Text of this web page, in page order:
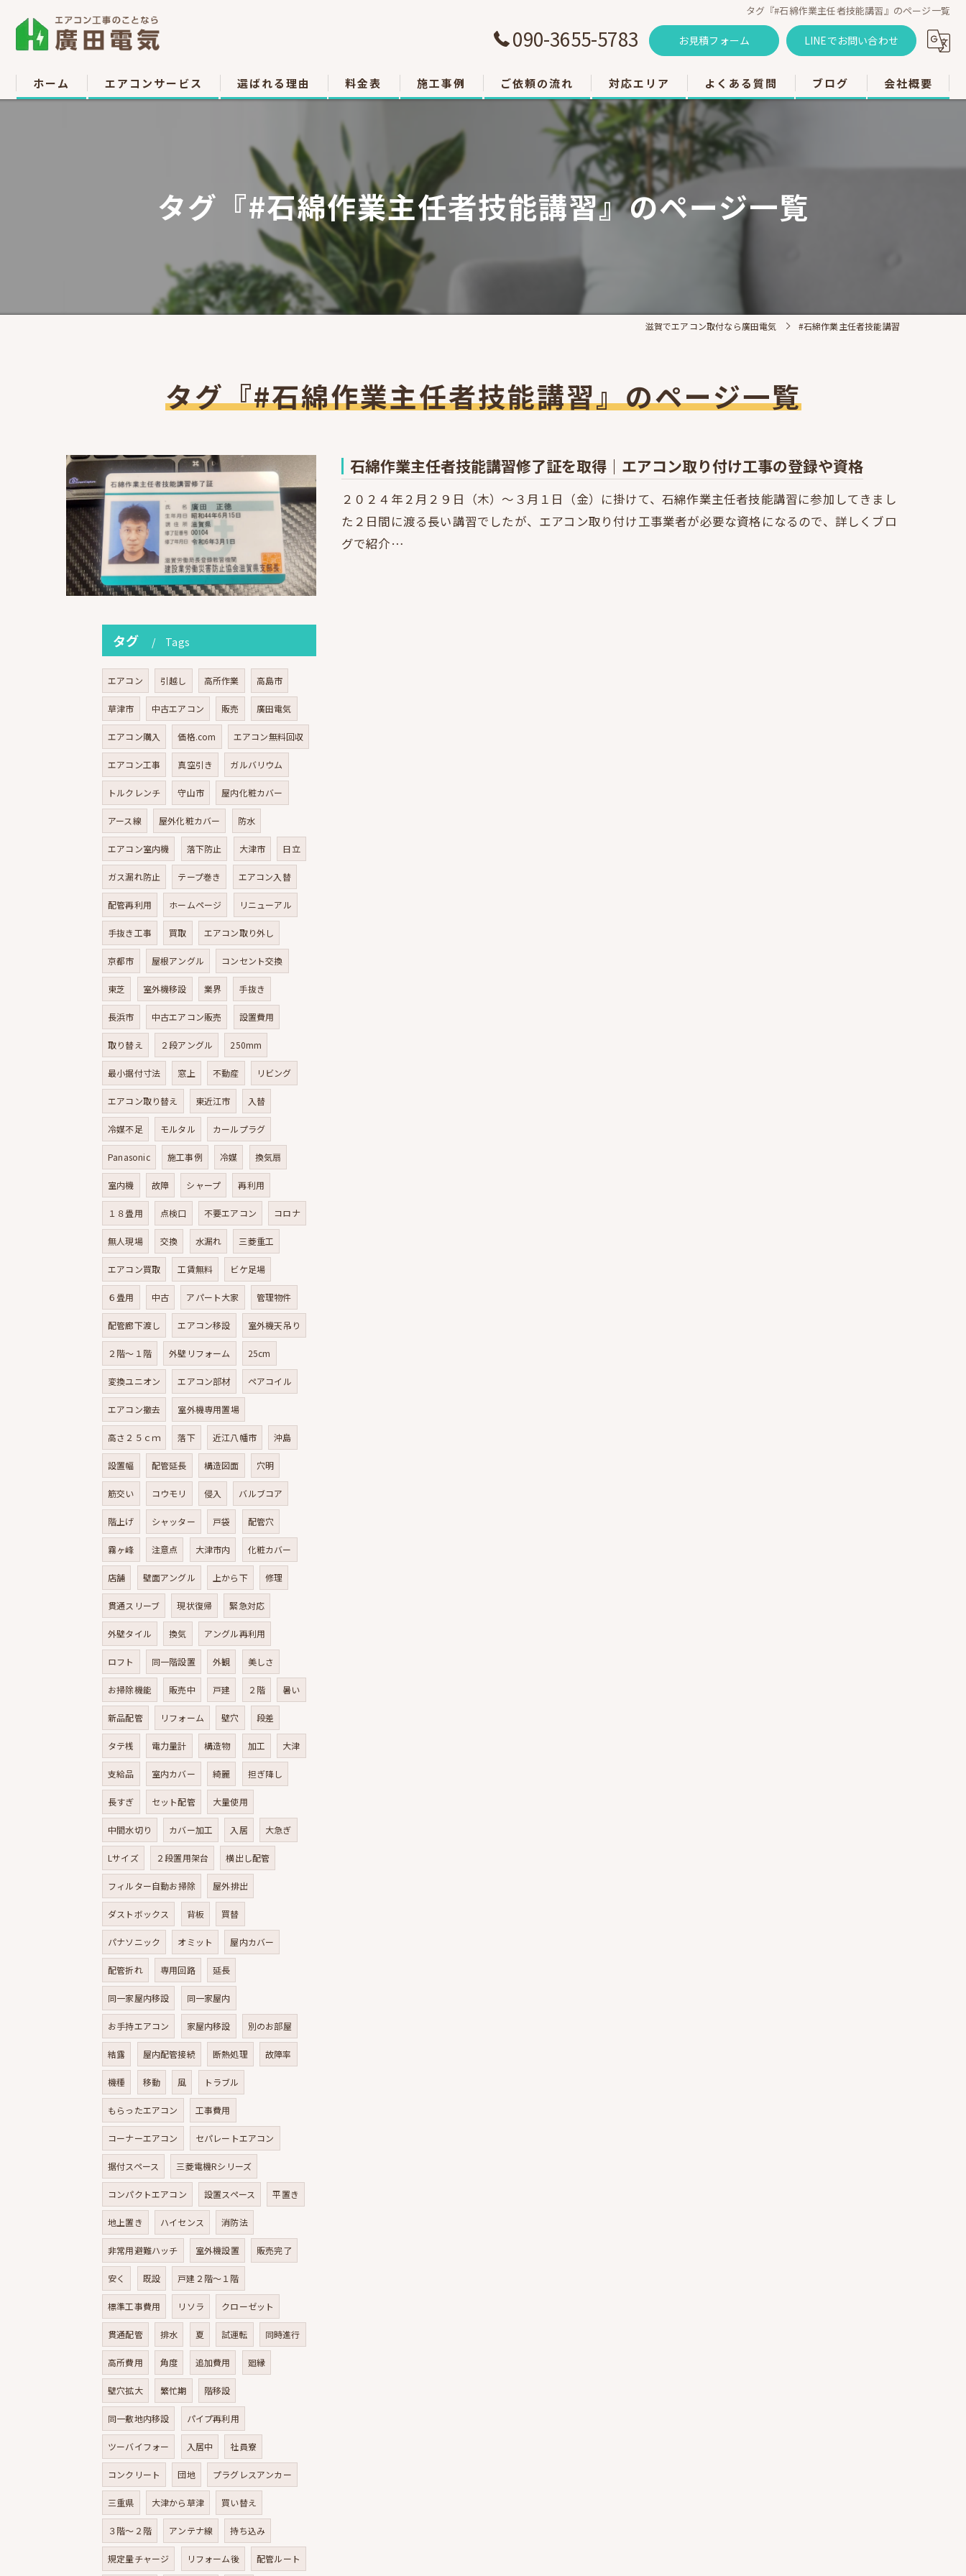
タグ『#石綿作業主任者技能講習』のページ一覧
090-3655-5783 お見積フォーム LINEでお問い合わせ
ホーム エアコンサービス 選ばれる理由 料金表 施工事例 ご依頼の流れ 対応エリア
大津市のエアコン工事
草津市のエアコン工事
栗東市のエアコン工事
よくある質問 ブログ 会社概要
タグ『#石綿作業主任者技能講習』のページ一覧
滋賀でエアコン取付なら廣田電気 #石綿作業主任者技能講習
タグ『#石綿作業主任者技能講習』のページ一覧
石綿作業主任者技能講習修了証を取得｜エアコン取り付け工事の登録や資格
２０２４年２月２９日（木）～３月１日（金）に掛けて、石綿作業主任者技能講習に参加してきまし
た２日間に渡る長い講習でしたが、エアコン取り付け工事業者が必要な資格になるので、詳しくブロ
グで紹介…
タグ Tags
エアコン 引越し 高所作業 高島市
草津市 中古エアコン 販売 廣田電気
エアコン購入 価格.com エアコン無料回収
エアコン工事 真空引き ガルバリウム
トルクレンチ 守山市 屋内化粧カバー
アース線 屋外化粧カバー 防水
エアコン室内機 落下防止 大津市 日立
ガス漏れ防止 テープ巻き エアコン入替
配管再利用 ホームページ リニューアル
手抜き工事 買取 エアコン取り外し
京都市 屋根アングル コンセント交換
東芝 室外機移設 業界 手抜き
長浜市 中古エアコン販売 設置費用
取り替え ２段アングル 250mm
最小据付寸法 窓上 不動産 リビング
エアコン取り替え 東近江市 入替
冷媒不足 モルタル カールプラグ
Panasonic 施工事例 冷媒 換気扇
室内機 故障 シャープ 再利用
１８畳用 点検口 不要エアコン コロナ
無人現場 交換 水漏れ 三菱重工
エアコン買取 工賃無料 ビケ足場
６畳用 中古 アパート大家 管理物件
配管廊下渡し エアコン移設 室外機天吊り
２階～１階 外壁リフォーム 25cm
変換ユニオン エアコン部材 ペアコイル
エアコン撤去 室外機専用置場
高さ２５ｃｍ 落下 近江八幡市 沖島
設置幅 配管延長 構造図面 穴明
筋交い コウモリ 侵入 バルブコア
階上げ シャッター 戸袋 配管穴
霧ヶ峰 注意点 大津市内 化粧カバー
店舗 壁面アングル 上から下 修理
貫通スリーブ 現状復帰 緊急対応
外壁タイル 換気 アングル再利用
ロフト 同一階設置 外観 美しさ
お掃除機能 販売中 戸建 ２階 暑い
新品配管 リフォーム 壁穴 段差
タテ桟 電力量計 構造物 加工 大津
支給品 室内カバー 綺麗 担ぎ降し
長すぎ セット配管 大量使用
中間水切り カバー加工 入居 大急ぎ
Lサイズ ２段置用架台 横出し配管
フィルター自動お掃除 屋外排出
ダストボックス 背板 買替
パナソニック オミット 屋内カバー
配管折れ 専用回路 延長
同一家屋内移設 同一家屋内
お手持エアコン 家屋内移設 別のお部屋
結露 屋内配管接続 断熱処理 故障率
機種 移動 風 トラブル
もらったエアコン 工事費用
コーナーエアコン セパレートエアコン
据付スペース 三菱電機Rシリーズ
コンパクトエアコン 設置スペース 平置き
地上置き ハイセンス 消防法
非常用避難ハッチ 室外機設置 販売完了
安く 既設 戸建２階～１階
標準工事費用 リソラ クローゼット
貫通配管 排水 夏 試運転 同時進行
高所費用 角度 追加費用 廻縁
壁穴拡大 繁忙期 階移設
同一敷地内移設 パイプ再利用
ツーバイフォー 入居中 社員寮
コンクリート 団地 プラグレスアンカー
三重県 大津から草津 買い替え
３階～２階 アンテナ線 持ち込み
規定量チャージ リフォーム後 配管ルート